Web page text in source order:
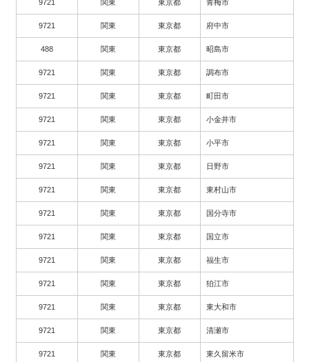
9721 関東 東京都 青梅市
9721 関東 東京都 府中市
488 関東 東京都 昭島市
9721 関東 東京都 調布市
9721 関東 東京都 町田市
9721 関東 東京都 小金井市
9721 関東 東京都 小平市
9721 関東 東京都 日野市
9721 関東 東京都 東村山市
9721 関東 東京都 国分寺市
9721 関東 東京都 国立市
9721 関東 東京都 福生市
9721 関東 東京都 狛江市
9721 関東 東京都 東大和市
9721 関東 東京都 清瀬市
9721 関東 東京都 東久留米市